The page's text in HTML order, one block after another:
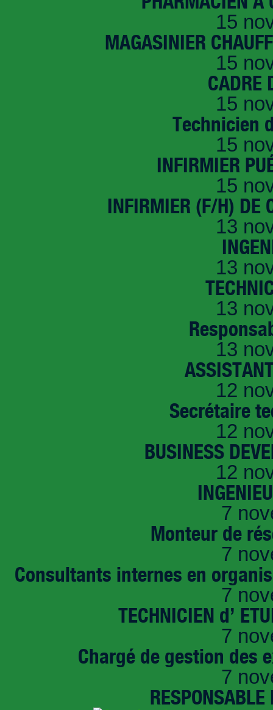
15
MAGASINIER
15
CADRE
15
Technicien
15
INFIRMIER
15
INFIRMIER (F/H) DE
13
13
13
13
12
Secrétaire
12
BUSINESS
12
7
Monteur de
7
Consultants internes en
7
TECHNICIEN d’
7
Chargé de gestion des
7